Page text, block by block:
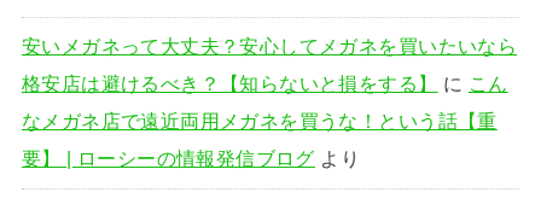
安いメガネって大丈夫？安心してメガネを買いたいなら
格安店は避けるべき？【知らないと損をする】
に こん
なメガネ店で遠近両用メガネを買うな！という話【重
要】 | ローシーの情報発信ブログ より